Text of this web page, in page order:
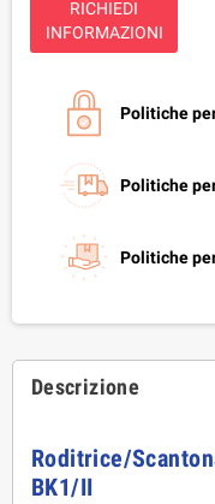
RICHIEDI
INFORMAZIONI
Politiche
Politiche
Politiche
Descrizione
Roditrice/
BK1/II